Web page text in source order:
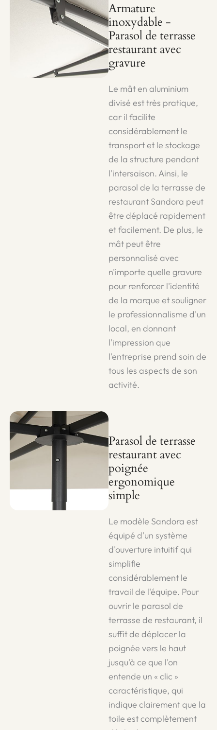
Armature
inoxydable -
Parasol de terrasse
restaurant avec
gravure
Le mât en aluminium
divisé est très pratique,
car il facilite
considérablement le
transport et le stockage
de la structure pendant
l'intersaison. Ainsi, le
parasol de la terrasse de
restaurant Sandora peut
être déplacé rapidement
et facilement. De plus, le
mât peut être
personnalisé avec
n'importe quelle gravure
pour renforcer l'identité
de la marque et souligner
le professionnalisme d'un
local, en donnant
l'impression que
l'entreprise prend soin de
tous les aspects de son
activité.
Parasol de terrasse
restaurant avec
poignée
ergonomique
simple
Le modèle Sandora est
équipé d'un système
d'ouverture intuitif qui
simplifie
considérablement le
travail de l'équipe. Pour
ouvrir le parasol de
terrasse de restaurant, il
suffit de déplacer la
poignée vers le haut
jusqu'à ce que l'on
entende un « clic »
caractéristique, qui
indique clairement que la
toile est complètement